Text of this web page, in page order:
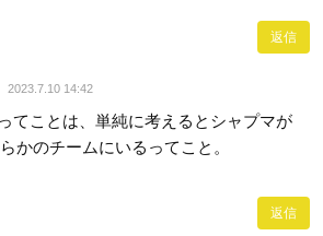
返信
2023.7.10 14:42
てことは、単純に考えるとシャプマが
かのチームにいるってこと。
返信